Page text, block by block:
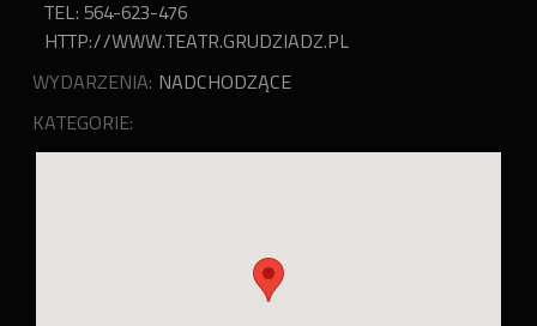
TEL: 564-623-476
HTTP://WWW.TEATR.GRUDZIADZ.PL
WYDARZENIA: NADCHODZĄCE
KATEGORIE: